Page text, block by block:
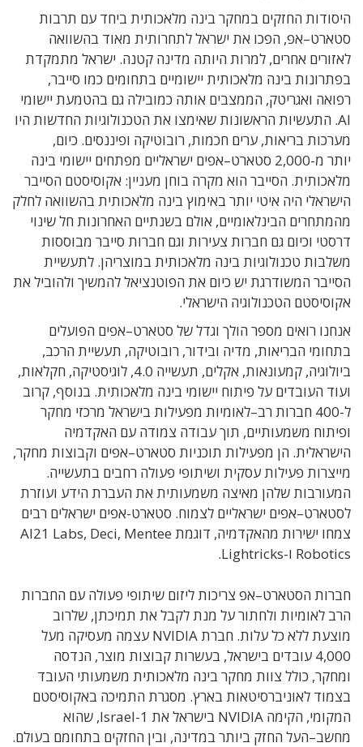
היסודות החזקים במחקר בינה מלאכותית ביחד עם תרבות
סטארט–אפ, הפכו את ישראל לתחרותית מאוד בהשוואה
לאזורים אחרים, למרות היותה מדינה קטנה. ישראל מתמקדת
בפתרונות בינה מלאכותית יישומיים בתחומים כמו סייבר,
רפואה ואגריטק, הממצבים אותה כמובילה גם בהטמעת יישומי
AI
. התעשיות הראשונות שאימצו את הטכנולוגיות החדשות היו
מערכות בריאות, ערים חכמות, רובוטיקה ופיננסים. כיום,
יותר מ-2,000 סטארט–אפים ישראליים מפתחים יישומי בינה
מלאכותית. הסייבר הוא מקרה בוחן מעניין: אקוסיסטם הסייבר
הישראלי היה איטי יותר באימוץ בינה מלאכותית בהשוואה לחלק
מהמתחרים הבינלאומיים, אולם בשנתיים האחרונות חל שינוי
דרסטי וכיום גם חברות צעירות וגם חברות סייבר מבוססות
משלבות טכנולוגיות בינה מלאכותית במוצריהן. לתעשיית
הסייבר המשודרגת יש כיום את הפוטנציאל להמשיך ולהוביל את
אקוסיסטם הטכנולוגיה הישראלי.
אנחנו רואים מספר הולך וגדל של סטארט–אפים הפועלים
בתחומי הבריאות, מדיה ובידור, רובוטיקה, תעשיית הרכב,
ביולוגיה, קמעונאות, אקלים, תעשייה 4.0, לוגיסטיקה, חקלאות,
ועוד העובדים על פיתוח יישומי בינה מלאכותית. בנוסף, קרוב
ל-400 חברות רב–לאומיות מפעילות בישראל מרכזי מחקר
ופיתוח משמעותיים, תוך עבודה צמודה עם האקדמיה
הישראלית. הן מפעילות תוכניות סטארט–אפים וקבוצות מחקר,
מייצרות פעילות עסקית ושיתופי פעולה רחבים בתעשייה.
המעורבות שלהן מאיצה משמעותית את העברת הידע ועוזרת
לסטארט–אפים ישראליים לצמוח. סטארט-אפים ישראלים רבים
צמחו ישירות מהאקדמיה, דוגמת AI21 Labs, Deci, Mentee
Robotics ו-Lightricks.
חברות הסטארט–אפ צריכות ליזום שיתופי פעולה עם החברות
הרב לאומיות ולחתור על מנת לקבל את תמיכתן, שלרוב
מוצעת ללא כל עלות. חברת NVIDIA עצמה מעסיקה מעל
4,000 עובדים בישראל, בעשרות קבוצות מוצר, הנדסה
ומחקר, כולל צוות מחקר בינה מלאכותית משמעותי העובד
בצמוד לאוניברסיטאות בארץ. מסגרת התמיכה באקוסיסטם
המקומי, הקימה NVIDIA בישראל את Israel-1, שהוא
מחשב–העל החזק ביותר במדינה, ובין החזקים בתחומם בעולם.